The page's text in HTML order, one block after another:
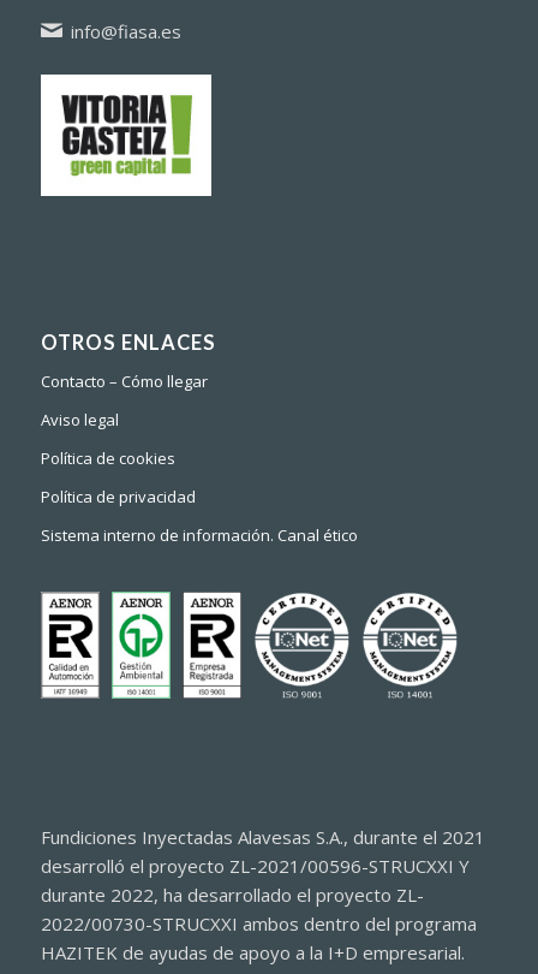
info@fiasa.es
OTROS ENLACES
Contacto – Cómo llegar
Aviso legal
Política de cookies
Política de privacidad
Sistema interno de información. Canal ético
Fundiciones Inyectadas Alavesas S.A., durante el 2021
desarrolló el proyecto ZL-2021/00596-STRUCXXI Y
durante 2022, ha desarrollado el proyecto ZL-
2022/00730-STRUCXXI ambos dentro del programa
HAZITEK de ayudas de apoyo a la I+D empresarial.